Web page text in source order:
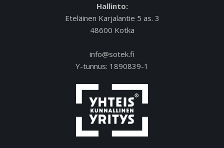
Hallinto:
Eteläinen Karjalantie 5 as. 3
48600 Kotka
info@sotek.fi
Y-tunnus: 1890839-1